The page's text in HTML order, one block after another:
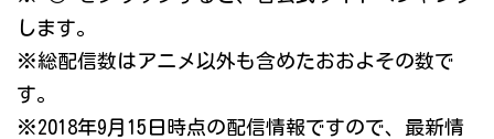
します。
※総配信数はアニメ以外も含めたおおよその数で
す。
※2018年9月15日時点の配信情報ですので、最新情